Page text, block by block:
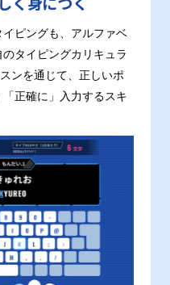
ピングも、アルファベ
タイピングカリキュラ
ンを通じて、正しいポ
正確に」入力するスキ